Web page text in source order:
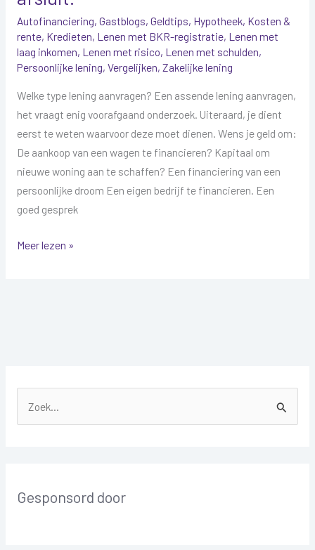
Autofinanciering, Gastblogs, Geldtips, Hypotheek, Kosten &
rente, Kredieten, Lenen met BKR-registratie, Lenen met
laag inkomen, Lenen met risico, Lenen met schulden,
Persoonlijke lening, Vergelijken, Zakelijke lening
Welke type lening aanvragen? Een assende lening aanvragen,
het vraagt enig voorafgaand onderzoek. Uiteraard, je dient
eerst te weten waarvoor deze moet dienen. Wens je geld om:
De aankoop van een wagen te financieren? Kapitaal om
nieuwe woning aan te schaffen? Een financiering van een
persoonlijke droom Een eigen bedrijf te financieren. Een
goed gesprek
Meer lezen »
n
Gesponsord door